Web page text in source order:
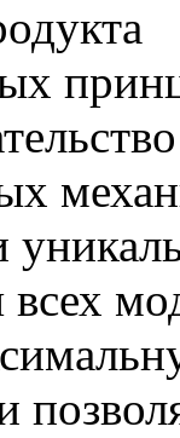
всех